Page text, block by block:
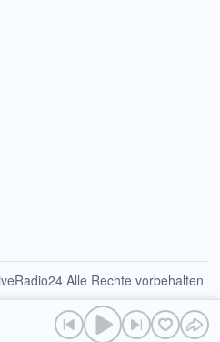
Alle Rechte vorbehalten